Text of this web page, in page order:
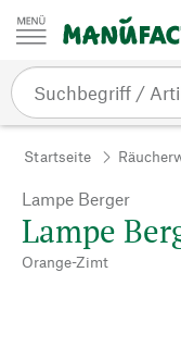
Zum Inhalt springen
Startseite
Lampe Berger
Lampe
Orange-Zimt